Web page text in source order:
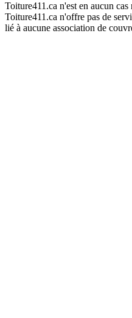
Toiture411.ca n'est en aucun cas
Toiture411.ca n'offre pas de
lié à aucune association de